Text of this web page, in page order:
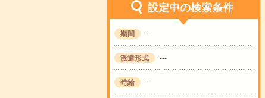
設定中の検索条件
期間 ---
派遣形式 ---
時給 ---